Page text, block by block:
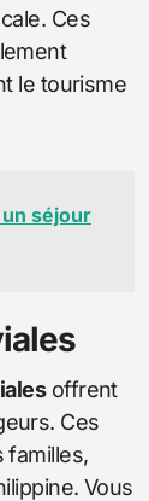
Ces
le tourisme
séjour
offrent
Ces
familles,
Vous